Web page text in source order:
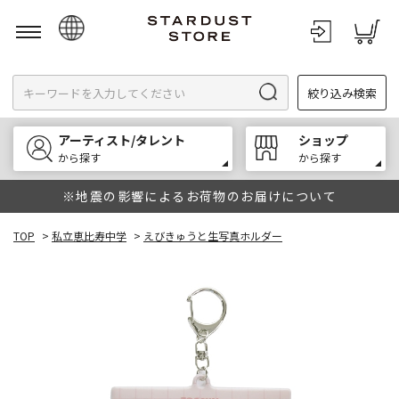
English
한국어
中文
絞り込み検索
アーティスト/タレント
から探す
ショップ
から探す
※地震の影響によるお荷物のお届けについて
TOP > 私立恵比寿中学 > えびきゅうと生写真ホルダー